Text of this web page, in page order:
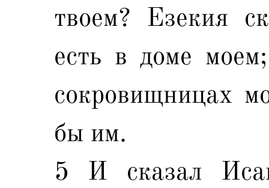
твоем? Езекия
есть в доме
сокровищницах
бы им.
5 И сказал